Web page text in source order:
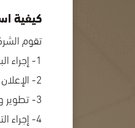
كيفية
تقوم
1- إجراء البحوث والتحليلات التي ترتقي بمنتجات وخدمات وتقنيات الشركة، و تطوير وتحسين تجربة المستخدم والعروض المقدمة من قبل الشركة.
2- الإعلان عن المنتجات، وتزويد المستخدم بالعروض الترويجية والتسويق لمنتجات وخدمات الشركة.
3- تطوير وتحسين موقع وتطبيقات الشركة، ورفع مستوى أداء الخدمات وتطويرها وتحسين تجربة المستخدم، وضمان استمرارية تقديم الخدمات بالجودة المطلوبة.
4- إجراء التحليلات، بما في ذلك تحليل الاستخدام وأداء الموقع، وتكوين قاعدة بيانات حول المستخدم.